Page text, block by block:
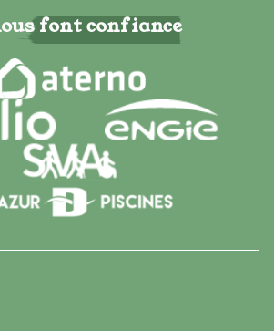
font confiance